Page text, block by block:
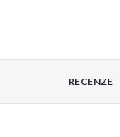
RECENZE